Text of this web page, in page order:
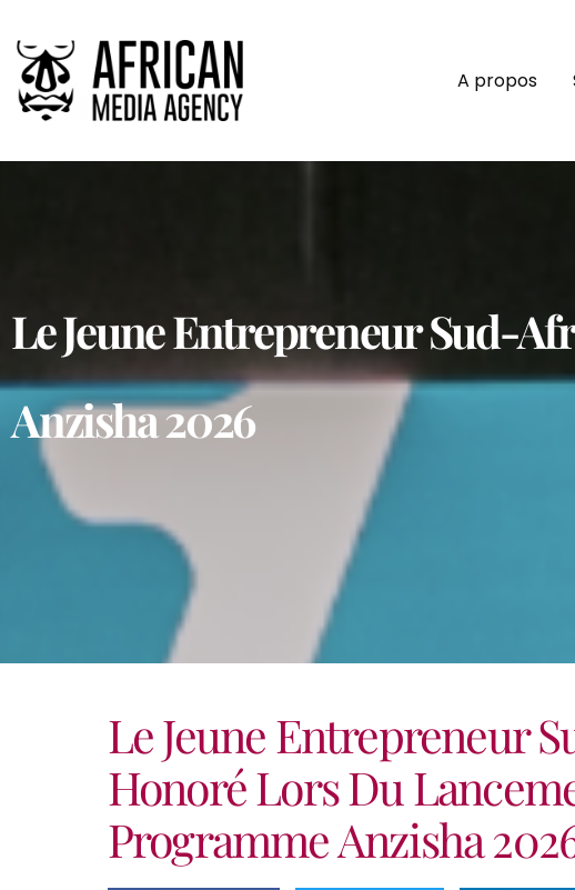
A propos
Le Jeune Entrepreneur Sud-
Anzisha 2026
Le Jeune Entrepreneur
Honoré Lors Du
Programme Anzisha